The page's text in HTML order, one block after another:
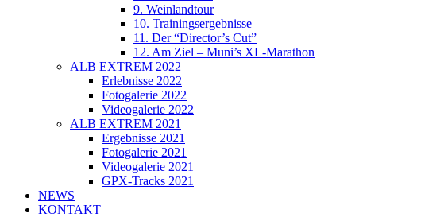
9. Weinlandtour
10. Trainingsergebnisse
11. Der “Director’s Cut”
12. Am Ziel – Muni’s XL-Marathon
ALB EXTREM 2022
Erlebnisse 2022
Fotogalerie 2022
Videogalerie 2022
ALB EXTREM 2021
Ergebnisse 2021
Fotogalerie 2021
Videogalerie 2021
GPX-Tracks 2021
NEWS
KONTAKT